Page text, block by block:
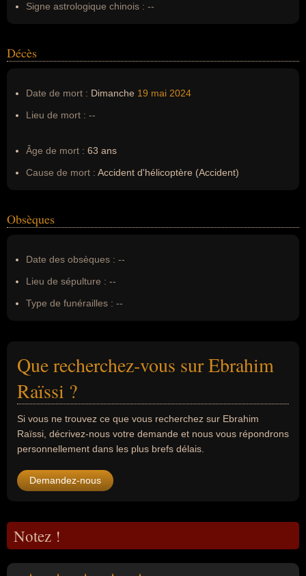
Signe astrologique chinois : --
Décès
Date de mort : Dimanche 19 mai 2024
Lieu de mort : --
Âge de mort : 63 ans
Cause de mort : Accident d'hélicoptère (Accident)
Obsèques
Date des obsèques : --
Lieu de sépulture : --
Type de funérailles : --
Que recherchez-vous sur Ebrahim
Raïssi ?
Si vous ne trouvez ce que vous recherchez sur Ebrahim
Raïssi, décrivez-nous votre demande et nous vous répondrons
personnellement dans les plus brefs délais.
Demandez-nous
Notez !